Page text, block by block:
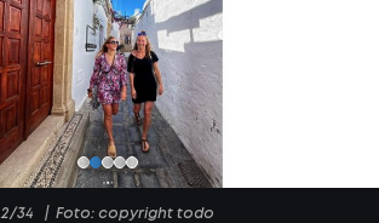
2/34 Foto: copyright todo